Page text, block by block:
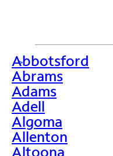
>
Abbotsford
Abrams
Adams
Adell
Algoma
Allenton
Altoona